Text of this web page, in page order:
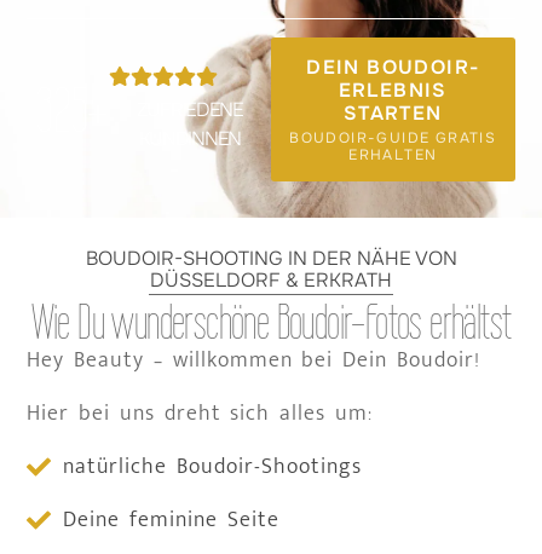
ZUFRIEDENE
KUNDINNEN
DEIN BOUDOIR-
ERLEBNIS
STARTEN
BOUDOIR-GUIDE GRATIS
ERHALTEN
natürliche Boudoir-Shootings
Deine feminine Seite
Hey Beauty – willkommen bei Dein Boudoir!
Hier bei uns dreht sich alles um:
BOUDOIR-SHOOTING IN DER NÄHE VON
DÜSSELDORF & ERKRATH
Wie Du wunderschöne Boudoir-Fotos erhältst